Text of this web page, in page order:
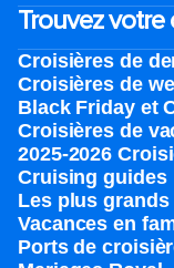
Trouvez votre
Croisières de
Croisières de
Black Friday et
Croisières de
2025-2026
Cruising guides
Les plus
Vacances en
Ports de